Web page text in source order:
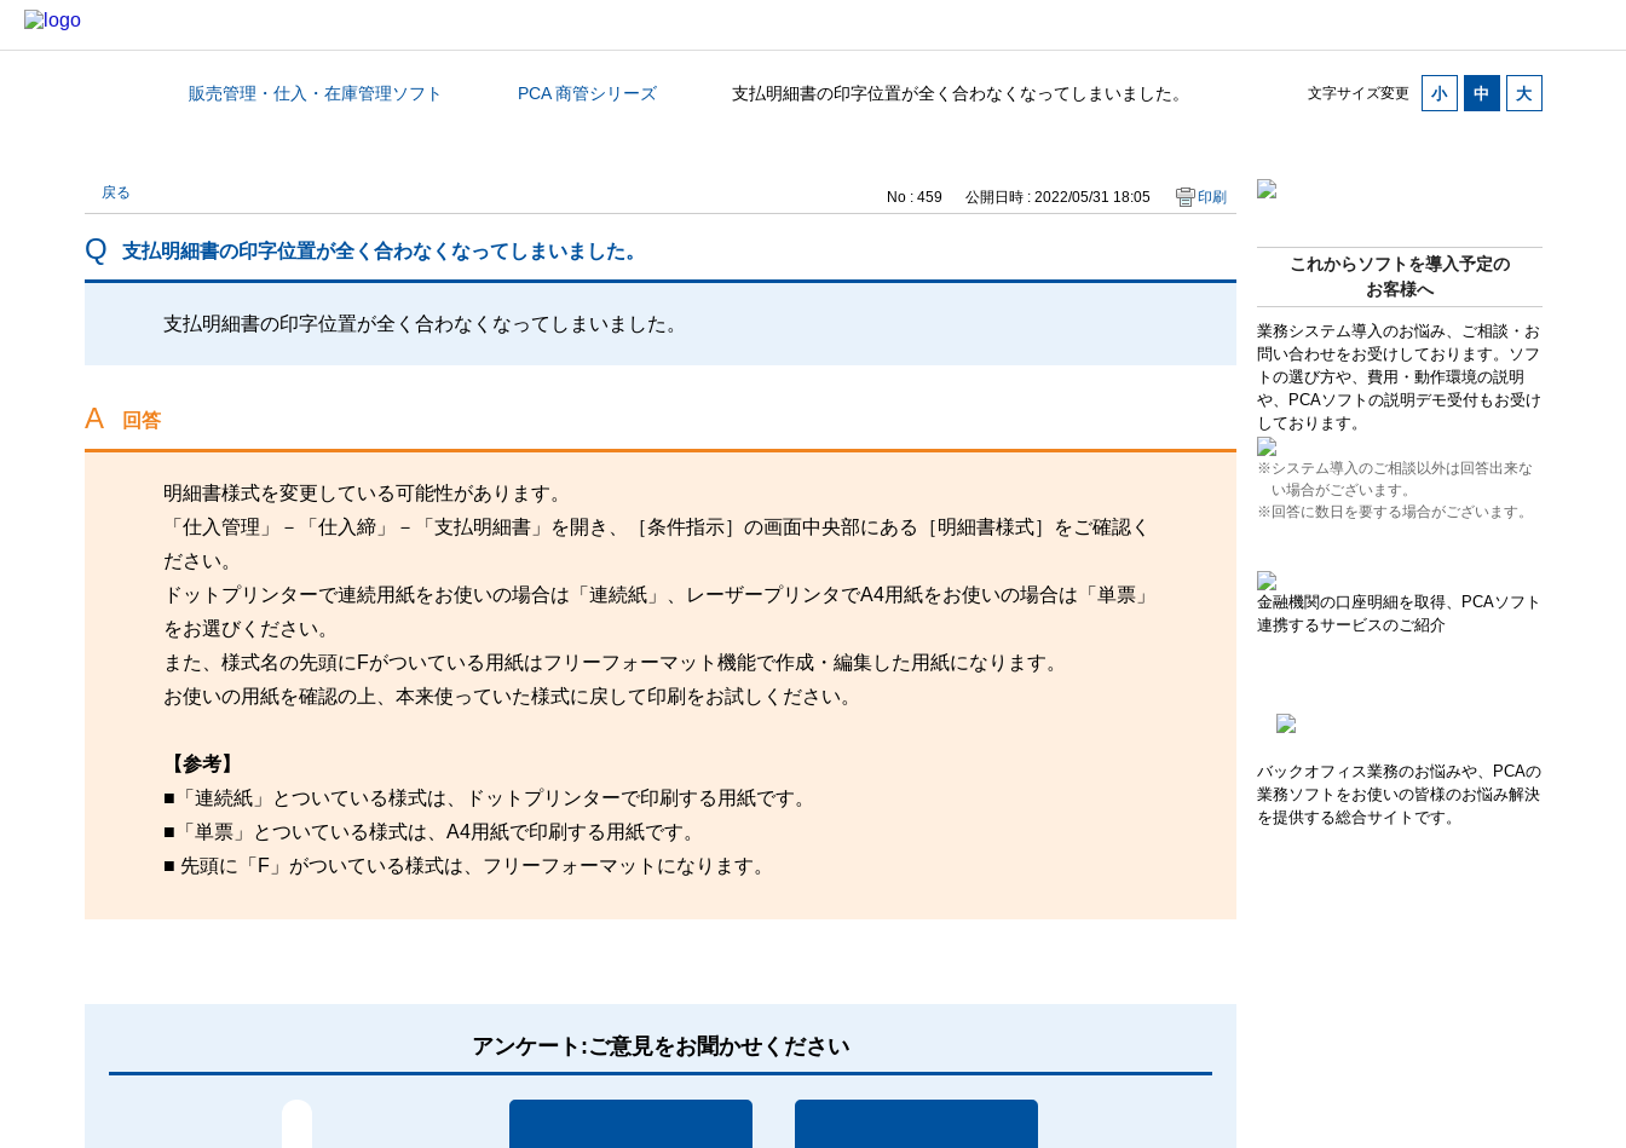
文字サイズ変更
カテゴリから探す販売管理・仕入・在庫管理ソフト PCA 商管シリーズ 支払明細書の印字位置が全く合わなくなってしまいました。
これからソフトを導入予定の
お客様へ
業務システム導入のお悩み、ご相談・お
問い合わせをお受けしております。ソフ
トの選び方や、費用・動作環境の説明
や、PCAソフトの説明デモ受付もお受け
しております。
※システム導入のご相談以外は回答出来な
い場合がございます。
※回答に数日を要する場合がございます。
金融機関の口座明細を取得、PCAソフト
連携するサービスのご紹介
バックオフィス業務のお悩みや、PCAの
業務ソフトをお使いの皆様のお悩み解決
を提供する総合サイトです。
戻る No : 459 公開日時 : 2022/05/31 18:05 印刷
支払明細書の印字位置が全く合わなくなってしまいました。
支払明細書の印字位置が全く合わなくなってしまいました。
回答
明細書様式を変更している可能性があります。
「仕入管理」－「仕入締」－「支払明細書」を開き、［条件指示］の画面中央部にある［明細書様式］をご確認く
ださい。
ドットプリンターで連続用紙をお使いの場合は「連続紙」、レーザープリンタでA4用紙をお使いの場合は「単票」
をお選びください。
また、様式名の先頭にFがついている用紙はフリーフォーマット機能で作成・編集した用紙になります。
お使いの用紙を確認の上、本来使っていた様式に戻して印刷をお試しください。
【参考】
■「連続紙」とついている様式は、ドットプリンターで印刷する用紙です。
■「単票」とついている様式は、A4用紙で印刷する用紙です。
■ 先頭に「F」がついている様式は、フリーフォーマットになります。
アンケート:ご意見をお聞かせください